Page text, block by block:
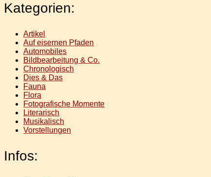
Kategorien:
Artikel
Auf eisernen Pfaden
Automobiles
Bildbearbeitung & Co.
Chronologisch
Dies & Das
Fauna
Flora
Fotografische Momente
Literarisch
Musikalisch
Vorstellungen
Infos: